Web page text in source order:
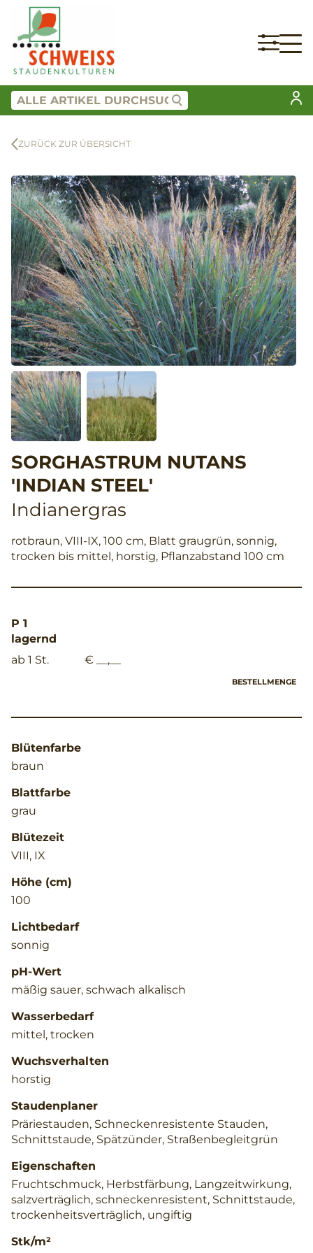
ZURÜCK ZUR ÜBERSICHT
SORGHASTRUM NUTANS
'INDIAN STEEL'
Indianergras
rotbraun, VIII-IX, 100 cm, Blatt graugrün, sonnig,
trocken bis mittel, horstig, Pflanzabstand 100 cm
P 1
lagernd
ab 1 St.
€ __,__
BESTELLMENGE
Blütenfarbe
braun
Blattfarbe
grau
Blütezeit
VIII, IX
Höhe (cm)
100
Lichtbedarf
sonnig
pH-Wert
mäßig sauer, schwach alkalisch
Wasserbedarf
mittel, trocken
Wuchsverhalten
horstig
Staudenplaner
Präriestauden, Schneckenresistente Stauden,
Schnittstaude, Spätzünder, Straßenbegleitgrün
Eigenschaften
Fruchtschmuck, Herbstfärbung, Langzeitwirkung,
salzverträglich, schneckenresistent, Schnittstaude,
trockenheitsverträglich, ungiftig
Stk/m²